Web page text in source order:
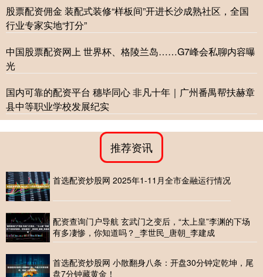
股票配资佣金 装配式装修“样板间”开进长沙成熟社区，全国
行业专家实地“打分”
中国股票配资网上 世界杯、格陵兰岛……G7峰会私聊内容曝
光
国内可靠的配资平台 穗毕同心 非凡十年｜广州番禺帮扶赫章
县中等职业学校发展纪实
推荐资讯
首选配资炒股网 2025年1-11月全市金融运行情况
配资查询门户导航 玄武门之变后，“太上皇”李渊的下场
有多凄惨，你知道吗？_李世民_唐朝_李建成
首选配资炒股网 小散翻身八条：开盘30分钟定乾坤，尾
盘7分钟藏黄金！